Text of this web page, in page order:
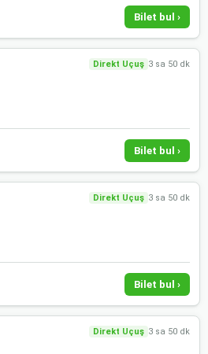
Bilet bul ›
Direkt Uçuş 3 sa 50 dk
Bilet bul ›
Direkt Uçuş 3 sa 50 dk
Bilet bul ›
Direkt Uçuş 3 sa 50 dk